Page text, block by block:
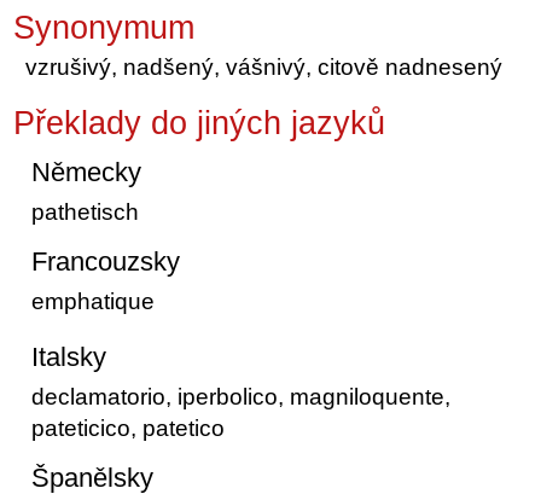
Synonymum
vzrušivý, nadšený, vášnivý, citově nadnesený
Překlady do jiných jazyků
Německy
pathetisch
Francouzsky
emphatique
Italsky
declamatorio, iperbolico, magniloquente,
pateticico, patetico
Španělsky